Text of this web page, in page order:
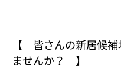
【 皆さんの新居候補
ませんか？ 】